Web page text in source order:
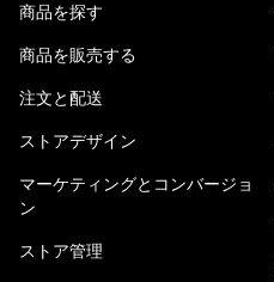
商品を探す
商品を販売する
注文と配送
ストアデザイン
マーケティングとコンバージョ
ン
ストア管理